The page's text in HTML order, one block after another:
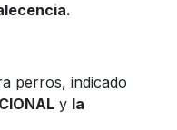
perros, indicado
y la